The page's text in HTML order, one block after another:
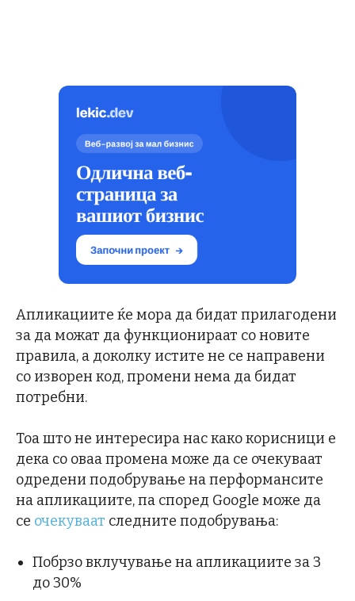
Апликациите ќе мора да бидат прилагодени
за да можат да функционираат со новите
правила, а доколку истите не се направени
со изворен код, промени нема да бидат
потребни.
Тоа што не интересира нас како корисници е
дека со оваа промена може да се очекуваат
одредени подобрување на перформансите
на апликациите, па според Google може да
се очекуваат следните подобрувања:
Побрзо вклучување на апликациите за 3
до 30%